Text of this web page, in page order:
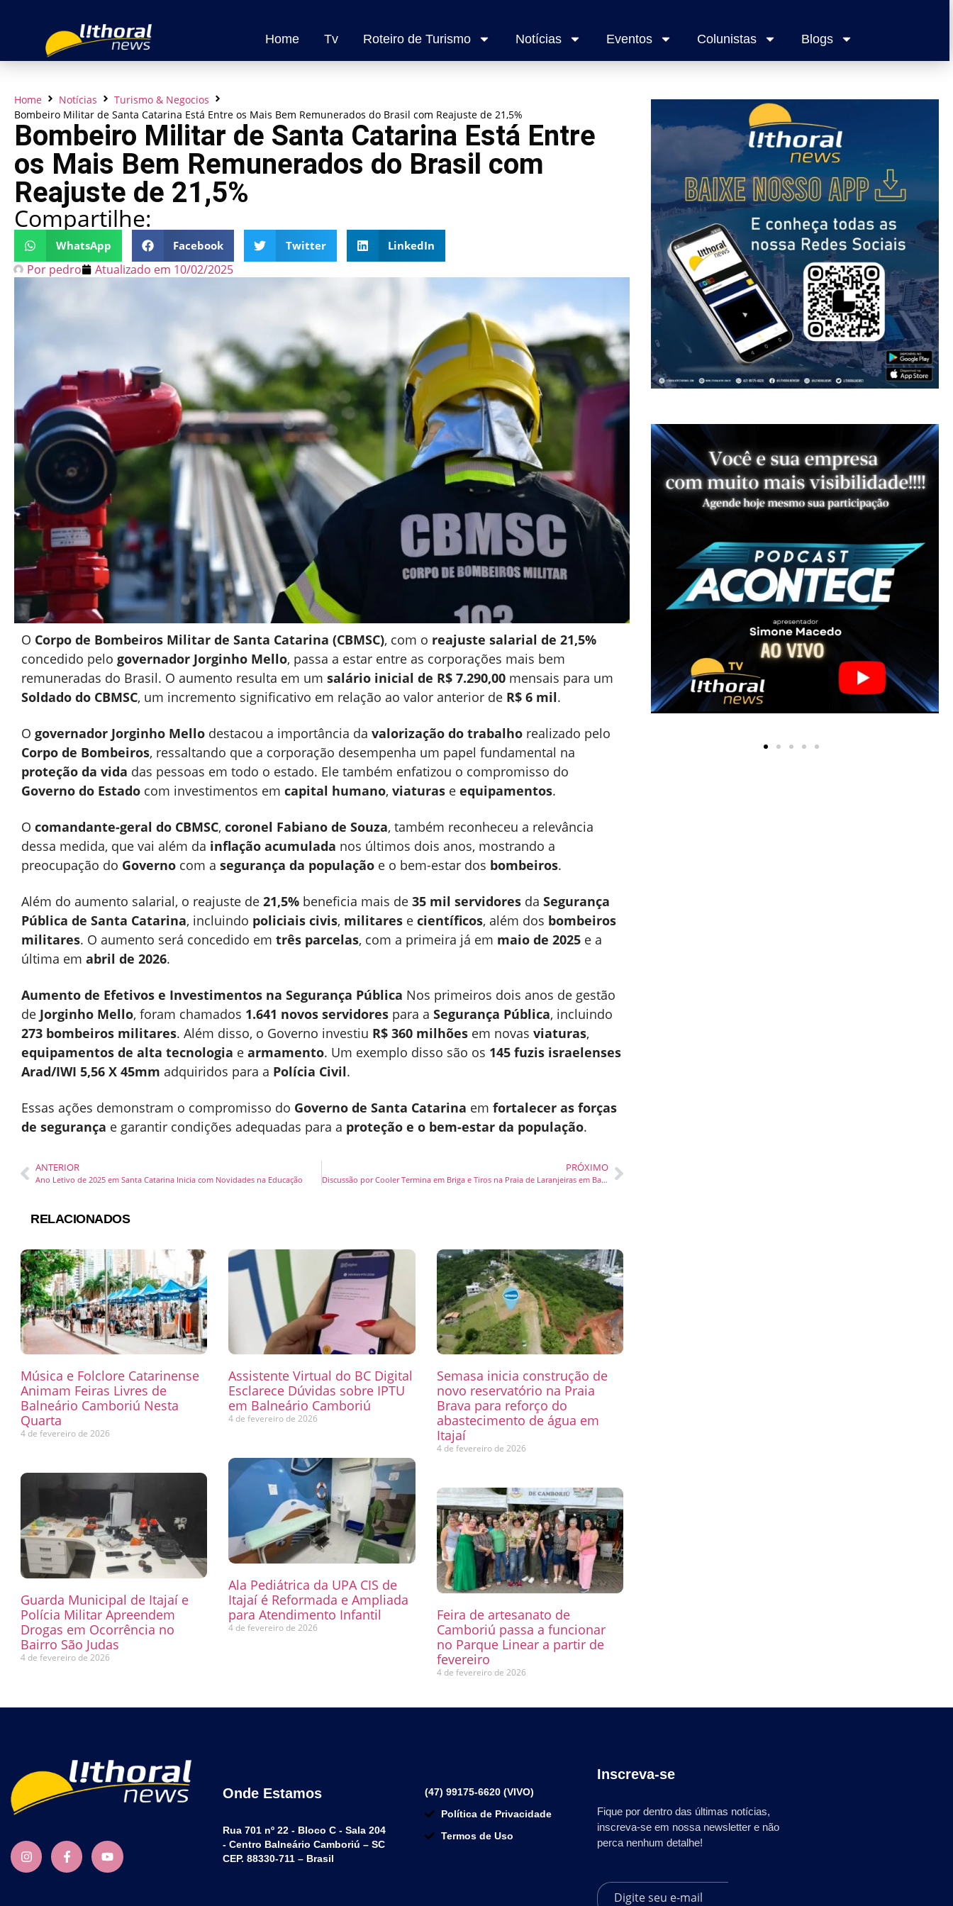
Home Tv Roteiro de Turismo Notícias Eventos Colunistas Blogs
Home Notícias
Turismo & Negocios
Bombeiro Militar de Santa Catarina Está Entre os Mais Bem Remunerados do Brasil com Reajuste de 21,5%
Bombeiro Militar de Santa Catarina Está Entre
os Mais Bem Remunerados do Brasil com
Reajuste de 21,5%
Compartilhe:
WhatsApp Facebook Twitter LinkedIn
Por pedro Atualizado em 10/02/2025
O Corpo de Bombeiros Militar de Santa Catarina (CBMSC), com o reajuste salarial de 21,5%
concedido pelo governador Jorginho Mello, passa a estar entre as corporações mais bem
remuneradas do Brasil. O aumento resulta em um salário inicial de R$ 7.290,00 mensais para um
Soldado do CBMSC, um incremento significativo em relação ao valor anterior de R$ 6 mil.
O governador Jorginho Mello destacou a importância da valorização do trabalho realizado pelo
Corpo de Bombeiros, ressaltando que a corporação desempenha um papel fundamental na
proteção da vida das pessoas em todo o estado. Ele também enfatizou o compromisso do
Governo do Estado com investimentos em capital humano, viaturas e equipamentos.
O comandante-geral do CBMSC, coronel Fabiano de Souza, também reconheceu a relevância
dessa medida, que vai além da inflação acumulada nos últimos dois anos, mostrando a
preocupação do Governo com a segurança da população e o bem-estar dos bombeiros.
Além do aumento salarial, o reajuste de 21,5% beneficia mais de 35 mil servidores da Segurança
Pública de Santa Catarina, incluindo policiais civis, militares e científicos, além dos bombeiros
militares. O aumento será concedido em três parcelas, com a primeira já em maio de 2025 e a
última em abril de 2026.
Aumento de Efetivos e Investimentos na Segurança Pública Nos primeiros dois anos de gestão
de Jorginho Mello, foram chamados 1.641 novos servidores para a Segurança Pública, incluindo
273 bombeiros militares. Além disso, o Governo investiu R$ 360 milhões em novas viaturas,
equipamentos de alta tecnologia e armamento. Um exemplo disso são os 145 fuzis israelenses
Arad/IWI 5,56 X 45mm adquiridos para a Polícia Civil.
Essas ações demonstram o compromisso do Governo de Santa Catarina em fortalecer as forças
de segurança e garantir condições adequadas para a proteção e o bem-estar da população.
ANTERIOR
Ano Letivo de 2025 em Santa Catarina Inicia com Novidades na Educação
PRÓXIMO
Discussão por Cooler Termina em Briga e Tiros na Praia de Laranjeiras em Balneário Camboriú
RELACIONADOS
Música e Folclore Catarinense
Animam Feiras Livres de
Balneário Camboriú Nesta
Quarta
4 de fevereiro de 2026
Assistente Virtual do BC Digital
Esclarece Dúvidas sobre IPTU
em Balneário Camboriú
4 de fevereiro de 2026
Semasa inicia construção de
novo reservatório na Praia
Brava para reforço do
abastecimento de água em
Itajaí
4 de fevereiro de 2026
Guarda Municipal de Itajaí e
Polícia Militar Apreendem
Drogas em Ocorrência no
Bairro São Judas
4 de fevereiro de 2026
Ala Pediátrica da UPA CIS de
Itajaí é Reformada e Ampliada
para Atendimento Infantil
4 de fevereiro de 2026
Feira de artesanato de
Camboriú passa a funcionar
no Parque Linear a partir de
fevereiro
4 de fevereiro de 2026
Onde Estamos
Rua 701 nº 22 - Bloco C - Sala 204
- Centro Balneário Camboriú – SC
CEP. 88330-711 – Brasil
(47) 99175-6620 (VIVO)
Política de Privacidade
Termos de Uso
Inscreva-se
Fique por dentro das últimas notícias,
inscreva-se em nossa newsletter e não
perca nenhum detalhe!